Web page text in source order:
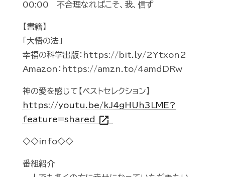
00:00 不合理なればこそ、我、信ず
【書籍】
「大悟の法」
幸福の科学出版：https://bit.ly/2Ytxon2
Amazon：https://amzn.to/4amdDRw
神の愛を感じて【ベストセレクション】
https://youtu.be/kJ4gHUh3LME?
feature=shared open_in_new
◇◇info◇◇
番組紹介